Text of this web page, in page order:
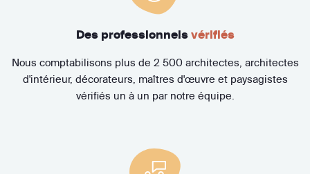
Des professionnels vérifiés
Nous comptabilisons plus de 2 500 architectes, architectes
d'intérieur, décorateurs, maîtres d'œuvre et paysagistes
vérifiés un à un par notre équipe.